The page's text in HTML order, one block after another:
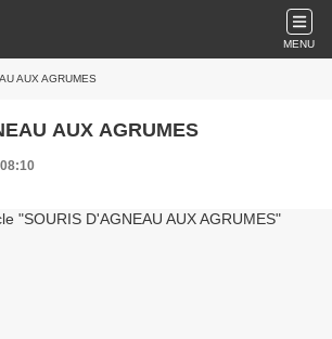
MENU
AUX AGRUMES
AUX AGRUMES